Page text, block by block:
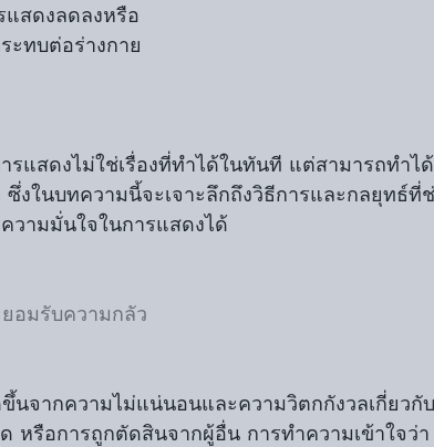
สดงลดลงหรือ
ะทบต่อร่างกาย
รแสดงไม่ใช่เรื่องที่ทำได้ในทันที แต่สามารถทำไ
งในบทความนี้จะเจาะลึกถึงวิธีการและกลยุทธ์ที่
วามมั่นใจในการแสดงได้
อมรับความกลัว
นจากความไม่แน่นอนและความวิตกกังวลเกี่ยวกั
หรือการถูกตัดสินจากผู้อื่น การทำความเข้าใจว่า